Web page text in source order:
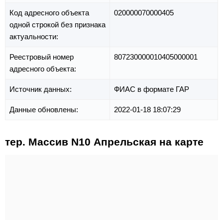
Код адресного объекта
одной строкой без признака
актуальности:
020000070000405
Реестровый номер
адресного объекта:
807230000010405000001
Источник данных: ФИАС в формате ГАР
Данные обновлены: 2022-01-18 18:07:29
тер. Массив N10 Апрельская на карте